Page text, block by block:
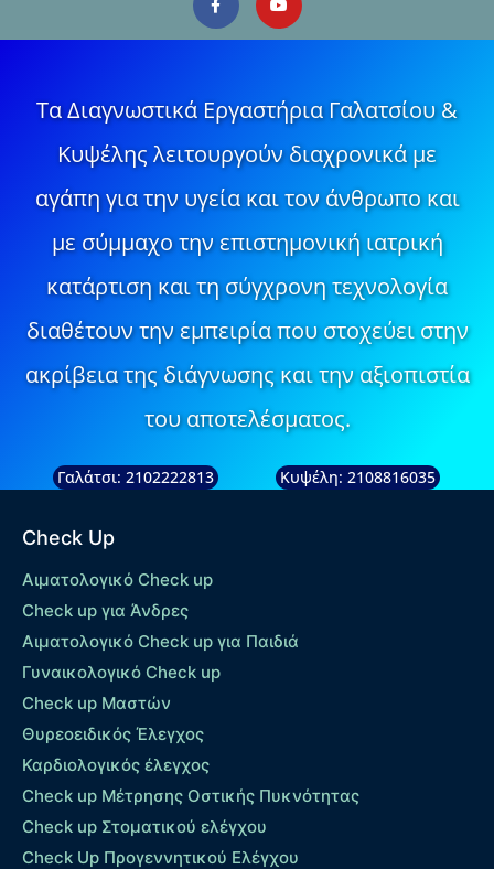
Τα Διαγνωστικά Εργαστήρια Γαλατσίου &
Κυψέλης λειτουργούν διαχρονικά με
αγάπη για την υγεία και τον άνθρωπο και
με σύμμαχο την επιστημονική ιατρική
κατάρτιση και τη σύγχρονη τεχνολογία
διαθέτουν την εμπειρία που στοχεύει στην
ακρίβεια της διάγνωσης και την αξιοπιστία
του αποτελέσματος.
Γαλάτσι: 2102222813 Κυψέλη: 2108816035
Check Up
Αιματολογικό Check up
Check up για Άνδρες
Αιματολογικό Check up για Παιδιά
Γυναικολογικό Check up
Check up Μαστών
Θυρεοειδικός Έλεγχος
Καρδιολογικός έλεγχος
Check up Mέτρησης Οστικής Πυκνότητας
Check up Στοματικού ελέγχου
Check Up Προγεννητικού Ελέγχου